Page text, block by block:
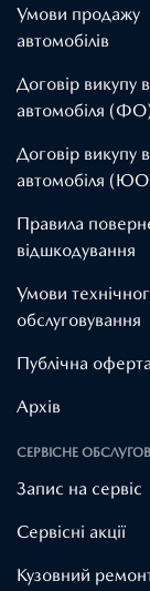
Умови продажу
автомобілів
Договір викупу
автомобіля
Договір викупу
автомобіля
Правила
відшкодування
Умови
обслуговування
Публічна оферта
Архів
СЕРВІСНЕ
Запис на сервіс
Cервісні акції
Кузовний